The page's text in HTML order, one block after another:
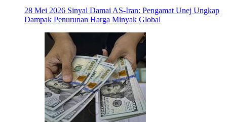
28 Mei 2026 Sinyal Damai AS-Iran: Pengamat Unej Ungkap
Dampak Penurunan Harga Minyak Global